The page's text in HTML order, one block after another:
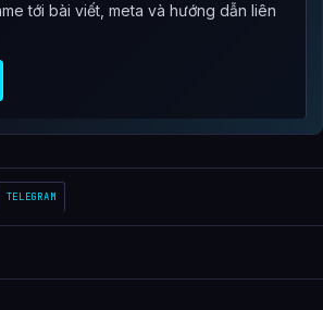
tới bài viết, meta và hướng dẫn liên
TELEGRAM